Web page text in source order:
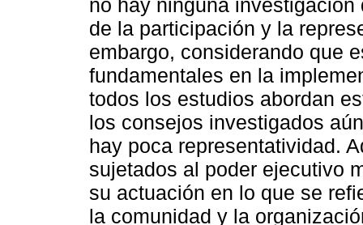
no hay ninguna
de la participación y la
embargo, considerando que
fundamentales en la
todos los estudios abordan
los consejos investigados
hay poca representatividad.
sujetados al poder ejecutivo
su actuación en lo que se
la comunidad y la